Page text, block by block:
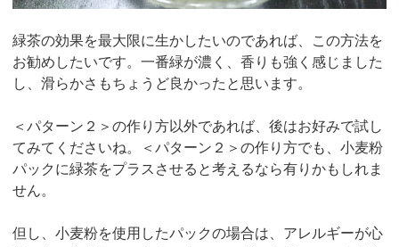
緑茶の効果を最大限に生かしたいのであれば、この方法を
お勧めしたいです。一番緑が濃く、香りも強く感じました
し、滑らかさもちょうど良かったと思います。
＜パターン２＞の作り方以外であれば、後はお好みで試し
てみてくださいね。＜パターン２＞の作り方でも、小麦粉
パックに緑茶をプラスさせると考えるなら有りかもしれま
せん。
但し、小麦粉を使用したパックの場合は、アレルギーが心